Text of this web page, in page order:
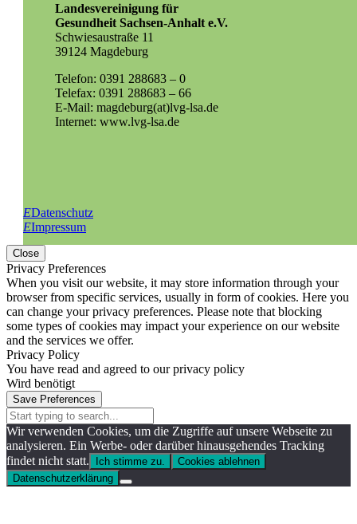
Landesvereinigung für
Gesundheit Sachsen-Anhalt e.V.
Schwiesaustraße 11
39124 Magdeburg
Telefon: 0391 288683 – 0
Telefax: 0391 288683 – 66
E-Mail: magdeburg(at)lvg-lsa.de
Internet: www.lvg-lsa.de
EDatenschutz
EImpressum
Close
Privacy Preferences
When you visit our website, it may store information through your
browser from specific services, usually in form of cookies. Here you
can change your privacy preferences. Please note that blocking
some types of cookies may impact your experience on our website
and the services we offer.
Privacy Policy
You have read and agreed to our privacy policy
Wird benötigt
Save Preferences
Wir verwenden Cookies, um die Zugriffe auf unsere Webseite zu
analysieren. Ein Werbe- oder darüber hinausgehendes Tracking
findet nicht statt.
Ich stimme zu.
Cookies ablehnen
Datenschutzerklärung